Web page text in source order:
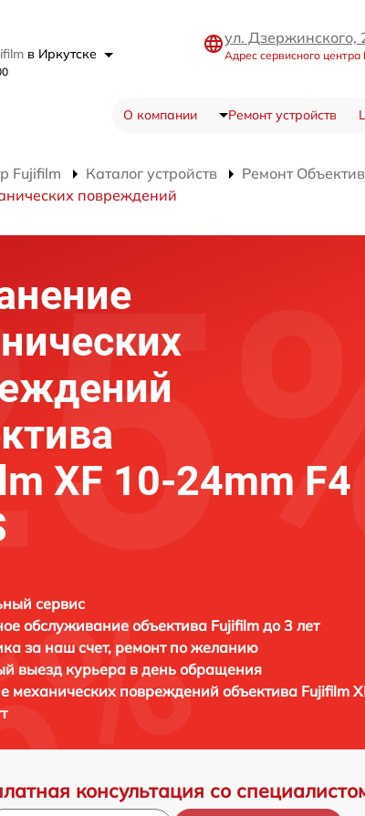
в Иркутске
ул. Дзержинского,
Адрес сервисного центра
О компании Ремонт устройств
Fujifilm Каталог устройств Ремонт
повреждений
XF 10-24mm F4
сервис
обслуживание объектива Fujifilm до 3 лет
за наш счет, ремонт по желанию
выезд курьера в день обращения
механических повреждений объектива Fujifilm
консультация со